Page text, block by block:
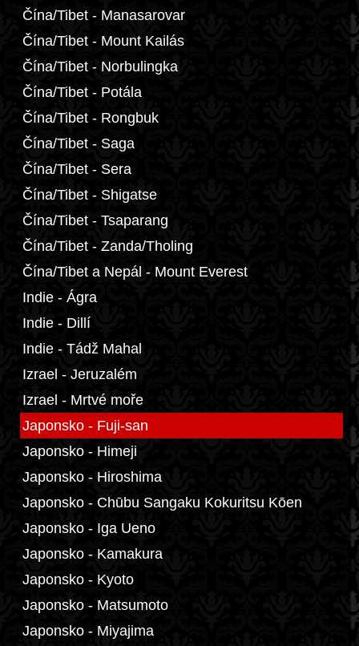
Čína/Tibet - Manasarovar
Čína/Tibet - Mount Kailás
Čína/Tibet - Norbulingka
Čína/Tibet - Potála
Čína/Tibet - Rongbuk
Čína/Tibet - Saga
Čína/Tibet - Sera
Čína/Tibet - Shigatse
Čína/Tibet - Tsaparang
Čína/Tibet - Zanda/Tholing
Čína/Tibet a Nepál - Mount Everest
Indie - Ágra
Indie - Dillí
Indie - Tádž Mahal
Izrael - Jeruzalém
Izrael - Mrtvé moře
Japonsko - Fuji-san
Japonsko - Himeji
Japonsko - Hiroshima
Japonsko - Chūbu Sangaku Kokuritsu Kōen
Japonsko - Iga Ueno
Japonsko - Kamakura
Japonsko - Kyoto
Japonsko - Matsumoto
Japonsko - Miyajima